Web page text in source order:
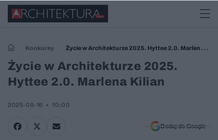
Konkursy
Życie w Architekturze 2025. Hyttee 2.0. Marlena
Kilian
Życie w Architekturze 2025.
Hyttee 2.0. Marlena Kilian
2025-09-16 10:00
Dodaj do Google